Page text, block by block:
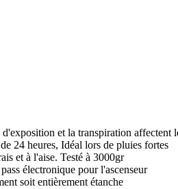
et la transpiration affectent
24 heures, Idéal lors de pluies fortes
et à l'aise. Testé à 3000gr
électronique pour l'ascenseur
soit entièrement étanche